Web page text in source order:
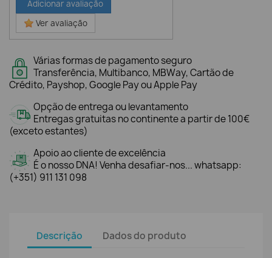
Adicionar avaliação
Ver avaliação
Várias formas de pagamento seguro
Transferência, Multibanco, MBWay, Cartão de
Crédito, Payshop, Google Pay ou Apple Pay
Opção de entrega ou levantamento
Entregas gratuitas no continente a partir de 100€
(exceto estantes)
Apoio ao cliente de excelência
É o nosso DNA! Venha desafiar-nos... whatsapp:
(+351) 911 131 098
Descrição Dados do produto